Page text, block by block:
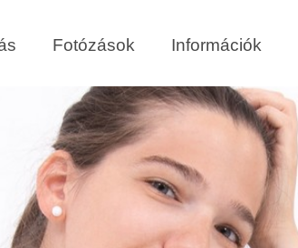
Fotózások Információk